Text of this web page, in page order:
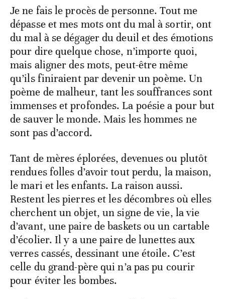
Je ne fais le procès de personne. Tout me
dépasse et mes mots ont du mal à sortir, ont
du mal à se dégager du deuil et des émotions
pour dire quelque chose, n’importe quoi,
mais aligner des mots, peut-être même
qu’ils finiraient par devenir un poème. Un
poème de malheur, tant les souffrances sont
immenses et profondes. La poésie a pour but
de sauver le monde. Mais les hommes ne
sont pas d’accord.
Tant de mères éplorées, devenues ou plutôt
rendues folles d’avoir tout perdu, la maison,
le mari et les enfants. La raison aussi.
Restent les pierres et les décombres où elles
cherchent un objet, un signe de vie, la vie
d’avant, une paire de baskets ou un cartable
d’écolier. Il y a une paire de lunettes aux
verres cassés, dessinant une étoile. C’est
celle du grand-père qui n’a pas pu courir
pour éviter les bombes.